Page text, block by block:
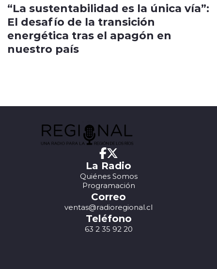
“La sustentabilidad es la única vía”:
El desafío de la transición
energética tras el apagón en
nuestro país
La Radio
Quiénes Somos
Programación
Correo
ventas@radioregional.cl
Teléfono
63 2 35 92 20